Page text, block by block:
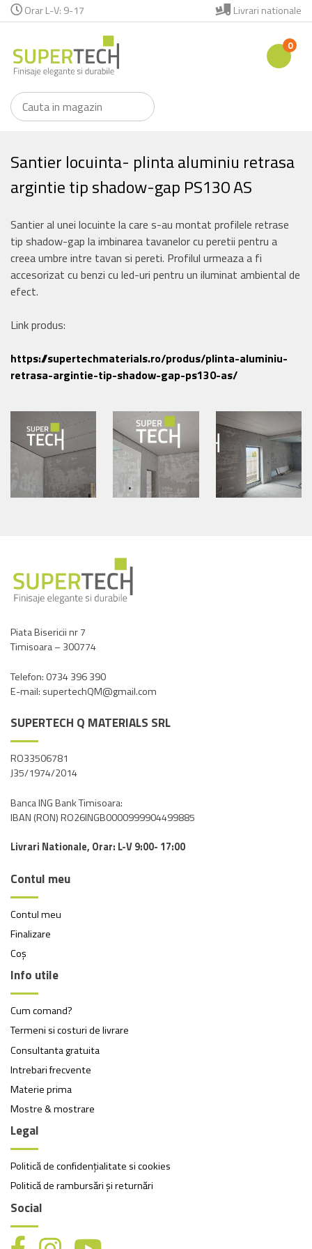
Orar L-V: 9-17 Livrari nationale
0
Santier locuinta- plinta aluminiu retrasa
argintie tip shadow-gap PS130 AS
Santier al unei locuinte la care s-au montat profilele retrase
tip shadow-gap la imbinarea tavanelor cu peretii pentru a
creea umbre intre tavan si pereti. Profilul urmeaza a fi
accesorizat cu benzi cu led-uri pentru un iluminat ambiental de
efect.
Link produs:
https://supertechmaterials.ro/produs/plinta-aluminiu-
retrasa-argintie-tip-shadow-gap-ps130-as/
Piata Bisericii nr 7
Timisoara – 300774
Telefon: 0734 396 390
E-mail: supertechQM@gmail.com
SUPERTECH Q MATERIALS SRL
RO33506781
J35/1974/2014
Banca ING Bank Timisoara:
IBAN (RON) RO26INGB0000999904499885
Livrari Nationale, Orar: L-V 9:00- 17:00
Contul meu
Contul meu
Finalizare
Coș
Info utile
Cum comand?
Termeni si costuri de livrare
Consultanta gratuita
Intrebari frecvente
Materie prima
Mostre & mostrare
Legal
Politică de confidențialitate si cookies
Politică de rambursări și returnări
Social